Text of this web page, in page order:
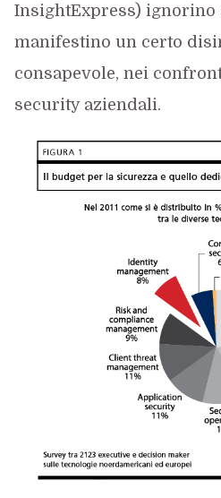
InsightExpress) ignorino
manifestino un certo
consapevole, nei
security aziendali.